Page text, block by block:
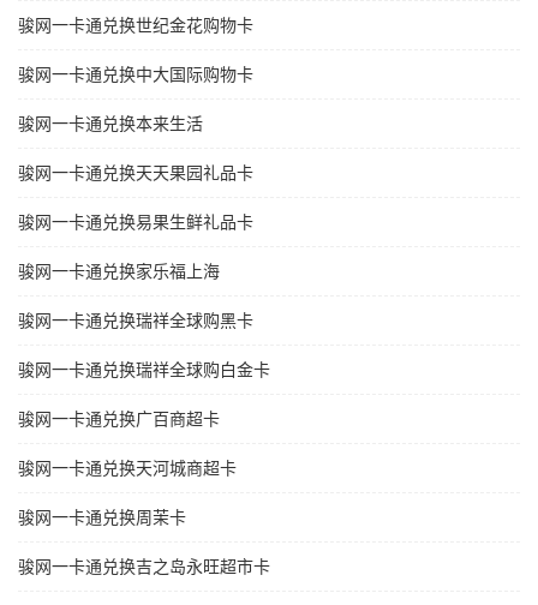
骏网一卡通兑换世纪金花购物卡
骏网一卡通兑换中大国际购物卡
骏网一卡通兑换本来生活
骏网一卡通兑换天天果园礼品卡
骏网一卡通兑换易果生鲜礼品卡
骏网一卡通兑换家乐福上海
骏网一卡通兑换瑞祥全球购黑卡
骏网一卡通兑换瑞祥全球购白金卡
骏网一卡通兑换广百商超卡
骏网一卡通兑换天河城商超卡
骏网一卡通兑换周茉卡
骏网一卡通兑换吉之岛永旺超市卡